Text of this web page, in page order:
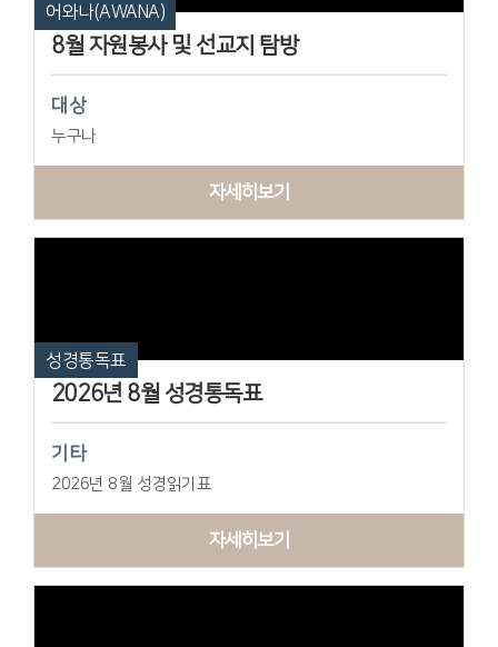
어와나(AWANA)
8월 자원봉사 및 선교지 탐방
대상
누구나
자세히보기
성경통독표
2026년 8월 성경통독표
기타
2026년 8월 성경읽기표
자세히보기